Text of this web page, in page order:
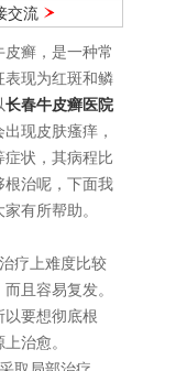
交流
癣，是一种常
表现为红斑和鳞
长春牛皮癣医院
现皮肤瘙痒，
状，其病程比
根治呢，下面我
有所帮助。
疗上难度比较
且容易复发。
以要想彻底根
治愈。